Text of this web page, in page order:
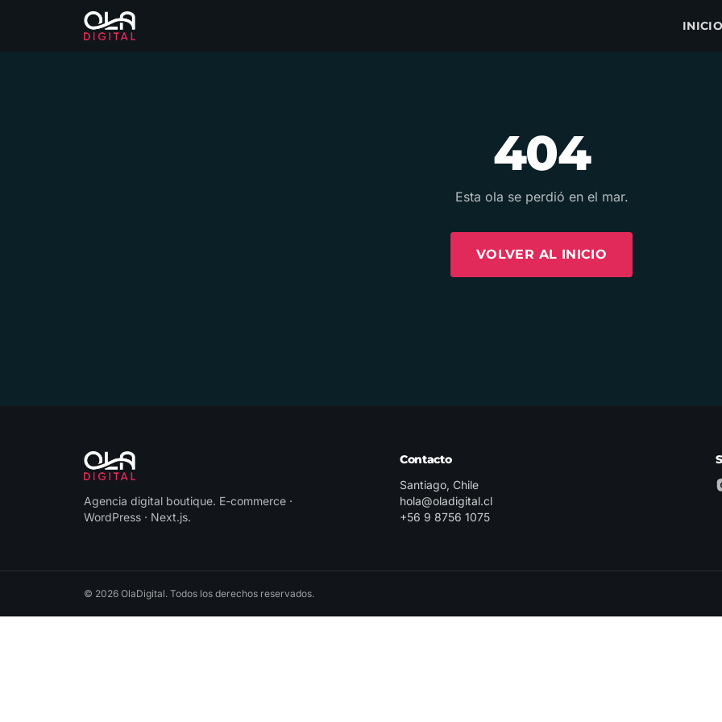
404
Esta ola se perdió en el mar.
VOLVER AL INICIO
Agencia digital boutique. E-commerce ·
WordPress · Next.js.
Contacto
Santiago, Chile
hola@oladigital.cl
+56 9 8756 1075
© 2026 OlaDigital. Todos los derechos reservados.